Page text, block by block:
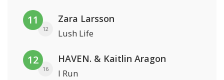
11
12
Zara Larsson
Lush Life
12
16
HAVEN. & Kaitlin Aragon
I Run